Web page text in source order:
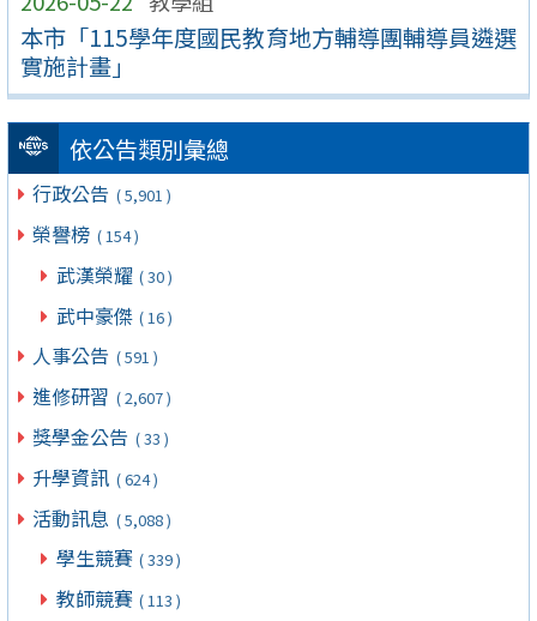
本市「115學年度國民教育地方輔導團輔導員遴選
實施計畫」
依公告類別彙總
行政公告 ( 5,901 )
榮譽榜 ( 154 )
武漢榮耀 ( 30 )
武中豪傑 ( 16 )
人事公告 ( 591 )
進修研習 ( 2,607 )
獎學金公告 ( 33 )
升學資訊 ( 624 )
活動訊息 ( 5,088 )
學生競賽 ( 339 )
教師競賽 ( 113 )